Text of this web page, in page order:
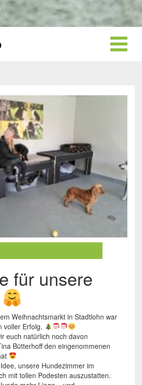
für unsere
Weihnachtsmarkt in Stadtlohn war
voller Erfolg.
euch natürlich noch davon
Bütterhoff den eingenommenen
unsere Hundezimmer im
mit tollen Podesten auszustatten.